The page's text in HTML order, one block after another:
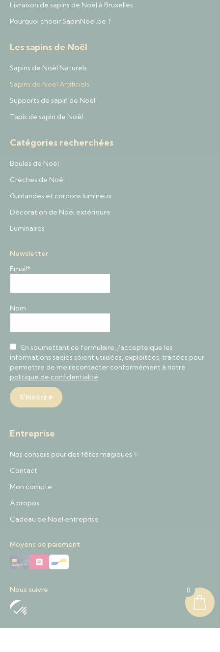
Livraison de sapins de Noël à Bruxelles
Pourquoi choisir SapinNoel.be ?
Les sapins de Noël
Sapins de Noël Naturels
Sapins de Noël Artificiels
Supports de sapin de Noël
Tapis de sapin de Noël
Catégories recherchées
Boules de Noël
Crèches de Noël
Guirlandes et cordons lumineux
Décoration de Noël extérieure
Luminaires
Newsletter
Email*
Nom
En soumettant ce formulaire, j'accepte que les
informations saisies soient utilisées, exploitées, traitées pour
permettre de me recontacter conformément à notre
politique de confidentialité
Entreprise
Nos conseils pour des fêtes magiques ✨
Contact
Mon compte
À propos
Cadeau de Noel entreprise
Moyens de paiement
Nous suivre 0